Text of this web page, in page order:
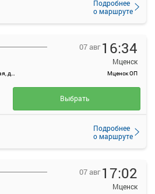
Подробнее
о маршруте
Орел, г. Орел, ул. Автовокзальная, д. 1
07 авг 16:34
Мценск
Мценск ОП
Подробнее
о маршруте
Выбрать
07 авг 17:02
Мценск